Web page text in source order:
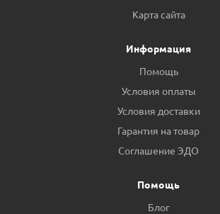
Карта сайта
Информация
Помощь
Условия оплаты
Условия доставки
Гарантия на товар
Соглашение ЭДО
Помощь
Блог